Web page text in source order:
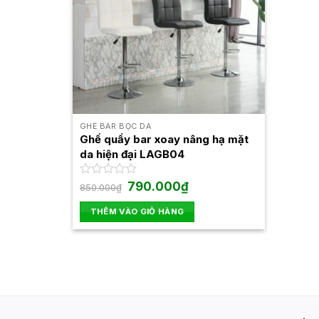
GHẾ BAR BỌC DA
Ghế quầy bar xoay nâng hạ mặt
da hiện đại LAGB04
Được
hạng
0
5
850.000₫ Giá
gốc
là:
850.000₫.
790.000₫Giá
hiện
tại
là:
790.000₫.
THÊM VÀO GIỎ HÀNG